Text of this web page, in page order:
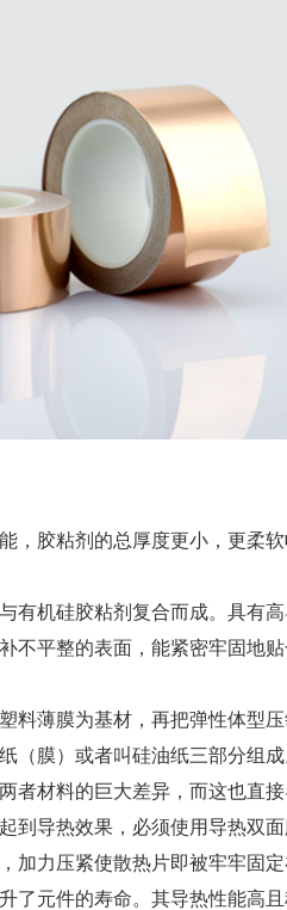
，胶粘剂的总厚度更小，更柔
有机硅胶粘剂复合而成。具有
不平整的表面，能紧密牢固地
料薄膜为基材，再把弹性体型
（膜）或者叫硅油纸三部分组成
者材料的巨大差异，而这也直
到导热效果，必须使用导热双面
加力压紧使散热片即被牢牢固
了元件的寿命。其导热性能高